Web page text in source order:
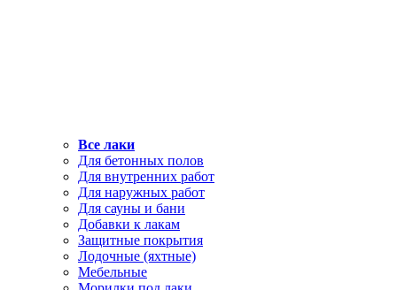
Все лаки
Для бетонных полов
Для внутренних работ
Для наружных работ
Для сауны и бани
Добавки к лакам
Защитные покрытия
Лодочные (яхтные)
Мебельные